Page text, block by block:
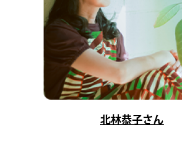
北林恭子さん